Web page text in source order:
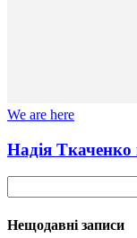
We are here
Надія Ткаченко
Нещодавні записи